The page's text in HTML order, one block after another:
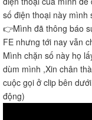
số điện thoại này mình
👉Mình đã thông báo
FE nhưng tới nay vẫn
Mình chặn số này họ
dùm mình ,Xin chân
cuộc gọi ở clip bên
động)